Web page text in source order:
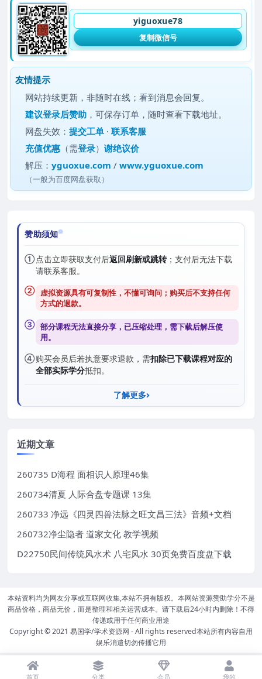
yiguoxue78
复制微信号
友情提示
网站持续更新，非随时在线；看到消息会回复。
建议登录后赞助 ，可保存订单，随时查看下载地址。
网盘失效：提交工单 ·联系客服
充值优惠 （需登录）谢绝议价
解压：yguoxue.com /www.yguoxue.com
（一般为百度网盘获取）
赞助须知
①点击立即获取支付后返回刷新或跳转；支付后无法下载
请联系客服。
② 虚拟资源具有可复制性，不懂可询问；购买后不支持任何
方式的退款。
③ 部分课程无法直接分享，已压缩处理，需下载后解压使
用。
④购买会员后若执意要求退款，需扣除已下载课程对应的
全部实际学分抵扣。
了解更多
近期文章
260735 D海程 面相识人原理46集
260734清夏 人际合盘专题课 13集
260733 净远《四灵四兽法脉之旺文昌三法》音频+文档
260732净尘隐者 道家文化 教学视频
D22750民间传统风水术 八宅风水 30页免费百度盘下载
本站资料均为网友分享或互联网收集,本站不拥有版权。本网站资源赞助学分不是
商品价格，商品无价，而是整理和相关运营成本。请下载后24小时内删除！不得
传递或用于任何商业用途
Copyright © 2021 易国学/学术资源网 - All rights reserved本站所有内容自用
娱乐消遣切勿传播它用
首页 分类 会员 我的